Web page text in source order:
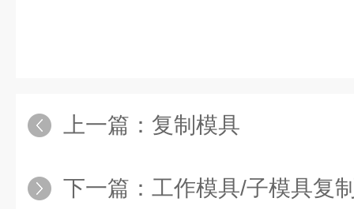
上一篇： 复制模具
下一篇： 工作模具/子模具复